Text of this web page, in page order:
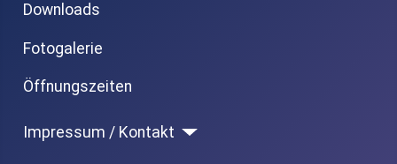
Downloads
Fotogalerie
Öffnungszeiten
Impressum / Kontakt